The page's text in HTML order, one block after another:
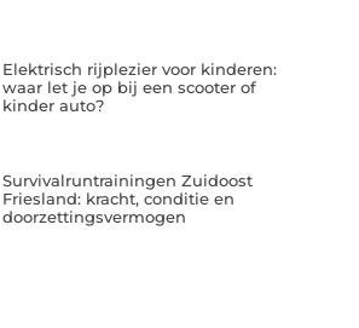
Elektrisch rijplezier voor kinderen:
waar let je op bij een scooter of
kinder auto?
Survivalruntrainingen Zuidoost
Friesland: kracht, conditie en
doorzettingsvermogen